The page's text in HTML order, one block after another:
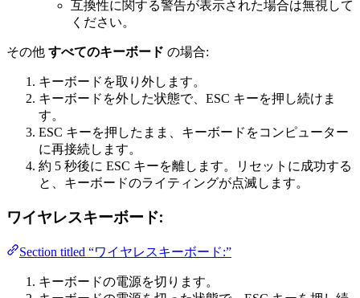
互換性に関する警告が表示された場合は無視して
ください。
その他 すべてのキーボード の場合:
キーボードを取り外します。
キーボードを外した状態で、ESC キーを押し続けま
す。
ESC キーを押したまま、キーボードをコンピューター
に再接続します。
約 5 秒後に ESC キーを離します。リセットに成功する
と、キーボードのライティングが点滅します。
ワイヤレスキーボード:
Section titled “ワイヤレスキーボード:”
キーボードの電源を切ります。